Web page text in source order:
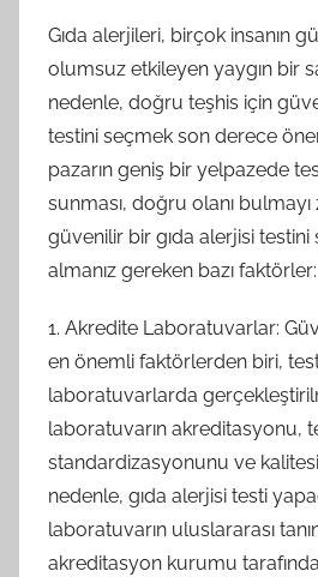
Gıda alerjileri, birçok insanın
olumsuz etkileyen yaygın bir
nedenle, doğru teşhis için
testini seçmek son derece
pazarın geniş bir yelpazede
sunması, doğru olanı bulmayı
güvenilir bir gıda alerjisi
almanız gereken bazı faktörler:
1. Akredite Laboratuvarlar:
en önemli faktörlerden biri,
laboratuvarlarda
laboratuvarın akreditasyonu,
standardizasyonunu ve
nedenle, gıda alerjisi testi
laboratuvarın uluslararası
akreditasyon kurumu